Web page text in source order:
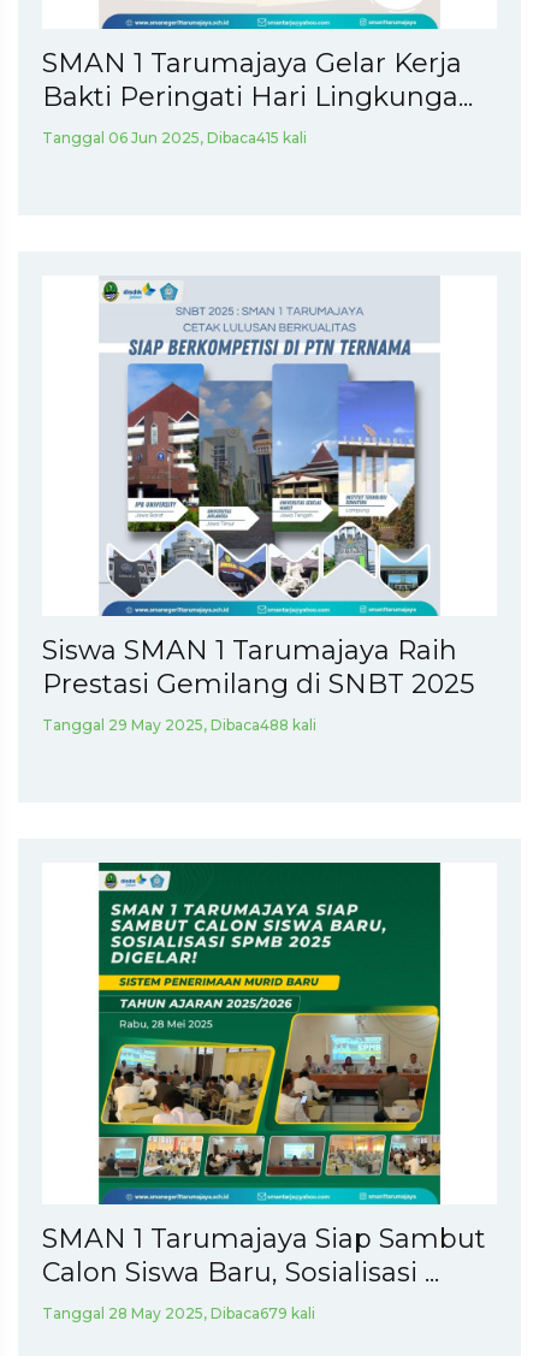
SMAN 1 Tarumajaya Gelar Kerja
Bakti Peringati Hari Lingkunga...
Tanggal 06 Jun 2025, Dibaca415 kali
Siswa SMAN 1 Tarumajaya Raih
Prestasi Gemilang di SNBT 2025
Tanggal 29 May 2025, Dibaca488 kali
SMAN 1 Tarumajaya Siap Sambut
Calon Siswa Baru, Sosialisasi ...
Tanggal 28 May 2025, Dibaca679 kali